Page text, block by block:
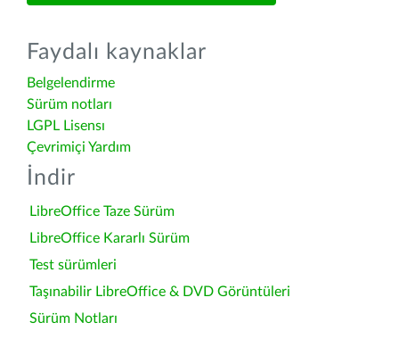
Faydalı kaynaklar
Belgelendirme
Sürüm notları
LGPL Lisensı
Çevrimiçi Yardım
İndir
LibreOffice Taze Sürüm
LibreOffice Kararlı Sürüm
Test sürümleri
Taşınabilir LibreOffice & DVD Görüntüleri
Sürüm Notları